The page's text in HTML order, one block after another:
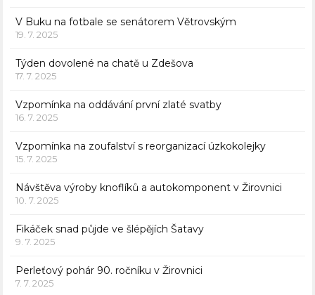
V Buku na fotbale se senátorem Větrovským
19. 7. 2025
Týden dovolené na chatě u Zdešova
17. 7. 2025
Vzpomínka na oddávání první zlaté svatby
16. 7. 2025
Vzpomínka na zoufalství s reorganizací úzkokolejky
15. 7. 2025
Návštěva výroby knoflíků a autokomponent v Žirovnici
10. 7. 2025
Fikáček snad půjde ve šlépějích Šatavy
9. 7. 2025
Perleťový pohár 90. ročníku v Žirovnici
7. 7. 2025